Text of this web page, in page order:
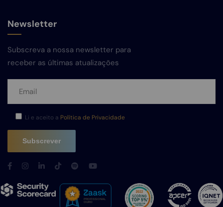
Newsletter
Subscreva a nossa newsletter para
receber as últimas atualizações
Li e aceito a Política de Privacidade